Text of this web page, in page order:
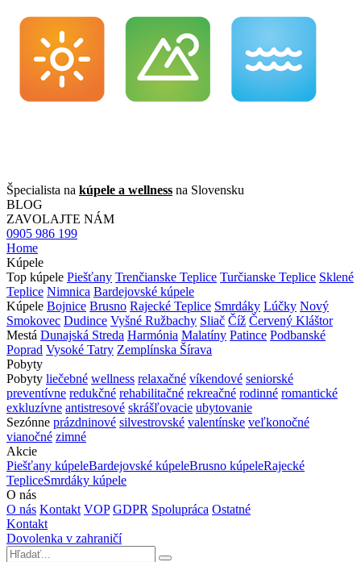
Špecialista na kúpele a wellness na Slovensku
BLOG
ZAVOLAJTE NÁM
0905 986 199
Home
Kúpele
Top kúpele Piešťany Trenčianske Teplice Turčianske Teplice Sklené
Teplice Nimnica Bardejovské kúpele
Kúpele Bojnice Brusno Rajecké Teplice Smrdáky Lúčky Nový
Smokovec Dudince Vyšné Ružbachy Sliač Číž Červený Kláštor
Mestá Dunajská Streda Harmónia Malatíny Patince Podbanské
Poprad Vysoké Tatry Zemplínska Šírava
Pobyty
Pobyty liečebné wellness relaxačné víkendové seniorské
preventívne redukčné rehabilitačné rekreačné rodinné romantické
exkluzívne antistresové skrášľovacie ubytovanie
Sezónne prázdninové silvestrovské valentínske veľkonočné
vianočné zimné
Akcie
Piešťany kúpeleBardejovské kúpeleBrusno kúpeleRajecké
TepliceSmrdáky kúpele
O nás
O nás Kontakt VOP GDPR Spolupráca Ostatné
Kontakt
Dovolenka v zahraničí